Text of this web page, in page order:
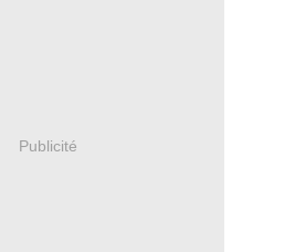
Publicité